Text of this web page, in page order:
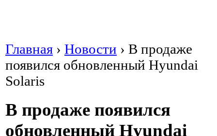
Главная › Новости › В продаже
появился обновленный Hyundai
Solaris
В продаже появился
обновленный Hyundai